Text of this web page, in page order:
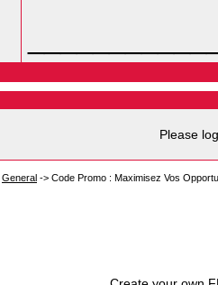
Please
General -> Code Promo : Maximisez Vos